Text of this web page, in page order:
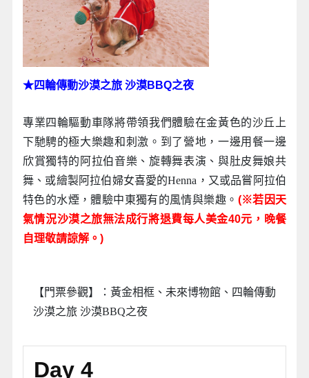
★四輪傳動沙漠之旅 沙漠BBQ之夜
專業四輪驅動車隊將帶領我們體驗在金黃色的沙丘上
下馳騁的極大樂趣和刺激。到了營地，一邊用餐一邊
欣賞獨特的阿拉伯音樂、旋轉舞表演、與肚皮舞娘共
舞、或繪製阿拉伯婦女喜愛的Henna，又或品嘗阿拉伯
特色的水煙，體驗中東獨有的風情與樂趣。 (※若因天
氣情況沙漠之旅無法成行將退費每人美金40元，晚餐
自理敬請諒解。)
【門票參觀】：黃金相框、未來博物館、四輪傳動
沙漠之旅 沙漠BBQ之夜
Day 4